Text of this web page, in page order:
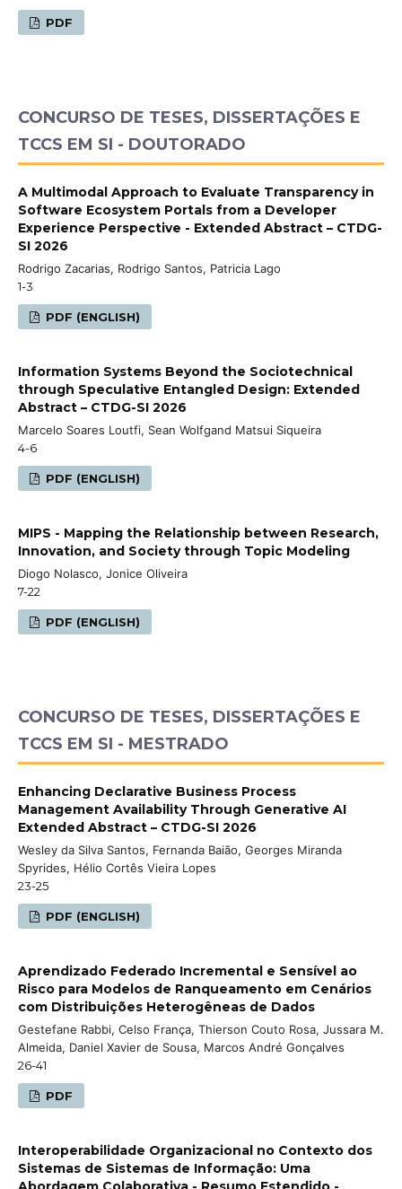
PDF
CONCURSO DE TESES, DISSERTAÇÕES E
TCCS EM SI - DOUTORADO
A Multimodal Approach to Evaluate Transparency in
Software Ecosystem Portals from a Developer
Experience Perspective - Extended Abstract – CTDG-
SI 2026
Rodrigo Zacarias, Rodrigo Santos, Patricia Lago
1-3
PDF (ENGLISH)
Information Systems Beyond the Sociotechnical
through Speculative Entangled Design: Extended
Abstract – CTDG-SI 2026
Marcelo Soares Loutfi, Sean Wolfgand Matsui Siqueira
4-6
PDF (ENGLISH)
MIPS - Mapping the Relationship between Research,
Innovation, and Society through Topic Modeling
Diogo Nolasco, Jonice Oliveira
7-22
PDF (ENGLISH)
CONCURSO DE TESES, DISSERTAÇÕES E
TCCS EM SI - MESTRADO
Enhancing Declarative Business Process
Management Availability Through Generative AI
Extended Abstract – CTDG-SI 2026
Wesley da Silva Santos, Fernanda Baião, Georges Miranda
Spyrides, Hélio Cortês Vieira Lopes
23-25
PDF (ENGLISH)
Aprendizado Federado Incremental e Sensível ao
Risco para Modelos de Ranqueamento em Cenários
com Distribuições Heterogêneas de Dados
Gestefane Rabbi, Celso França, Thierson Couto Rosa, Jussara M.
Almeida, Daniel Xavier de Sousa, Marcos André Gonçalves
26-41
PDF
Interoperabilidade Organizacional no Contexto dos
Sistemas de Sistemas de Informação: Uma